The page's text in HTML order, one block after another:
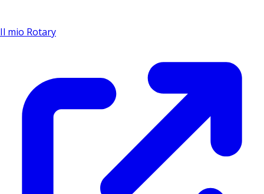
Il mio Rotary